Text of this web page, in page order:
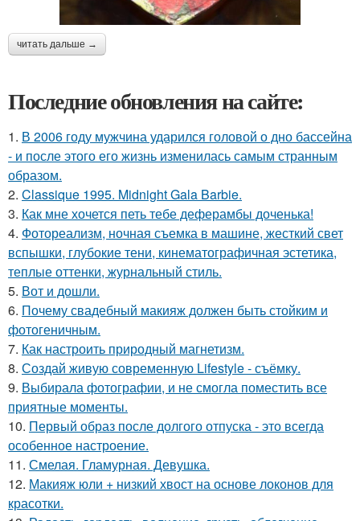
читать дальше →
Последние обновления на сайте:
1. В 2006 году мужчина ударился головой о дно бассейна
- и после этого его жизнь изменилась самым странным
образом.
2. Classique 1995. Midnight Gala Barbie.
3. Как мне хочется петь тебе деферамбы доченька!
4. Фотореализм, ночная съемка в машине, жесткий свет
вспышки, глубокие тени, кинематографичная эстетика,
теплые оттенки, журнальный стиль.
5. Вот и дошли.
6. Почему свадебный макияж должен быть стойким и
фотогеничным.
7. Как настроить природный магнетизм.
8. Создай живую современную Lifestyle - съёмку.
9. Выбирала фотографии, и не смогла поместить все
приятные моменты.
10. Первый образ после долгого отпуска - это всегда
особенное настроение.
11. Смелая. Гламурная. Девушка.
12. Макияж юли + низкий хвост на основе локонов для
красотки.